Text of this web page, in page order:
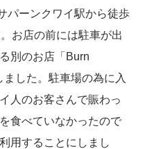
パーンクワイ駅から徒歩
お店の前には駐車が出
別のお店「Burn
した。駐車場の為に入
人のお客さんで賑わっ
食べていなかったので
用することにしまし